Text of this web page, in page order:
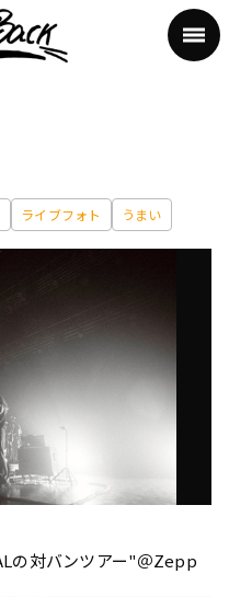
ライブフォト うまい